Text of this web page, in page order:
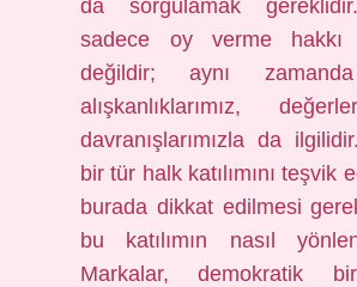
da sorgulamak
sadece oy verme hakkı
değildir; aynı
alışkanlıklarımız,
davranışlarımızla da
bir tür halk katılımını teşvik
burada dikkat edilmesi
bu katılımın nasıl
Markalar, demokratik